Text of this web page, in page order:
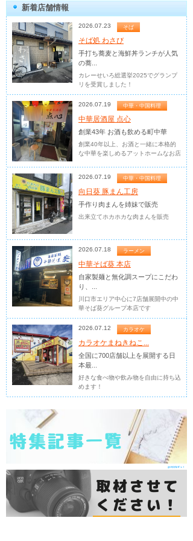
新着店舗情報
2026.07.23 そば
そば処 わさび
手打ち蕎麦と海鮮丼ランチが人気
の蕎...
カレーせいろ総選挙2025でグランプ
リを受賞しました！
2026.07.19 中華・中国料理
中華居酒屋 点心
創業43年 お酒も飲める町中華
創業40年以上、お酒と一緒に本格的
な中華を楽しめるアットホームなお店
2026.07.19 中華・中国料理
向日葵 豚まん工房
手作り肉まんを姉妹で販売
出来立てホカホカな肉まんを販売
2026.07.18 ラーメン
中華そば葵 本店
自家製麺と無化調スープにこだわ
り、...
川口市エリア中心に7店舗展開中の中
華そば葵グループ本店です
2026.07.12 カラオケ
カラオケまねきねこ...
全国に700店舗以上を展開する日
本最...
好きな食べ物や飲み物を自由に持ち込
めます！